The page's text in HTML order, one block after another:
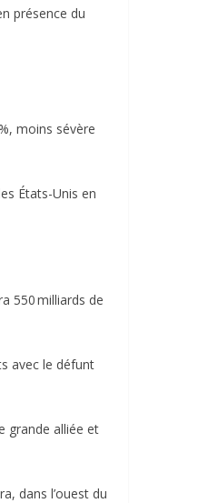
présence du
moins sévère
États-Unis en
550 milliards de
avec le défunt
grande alliée et
dans l’ouest du